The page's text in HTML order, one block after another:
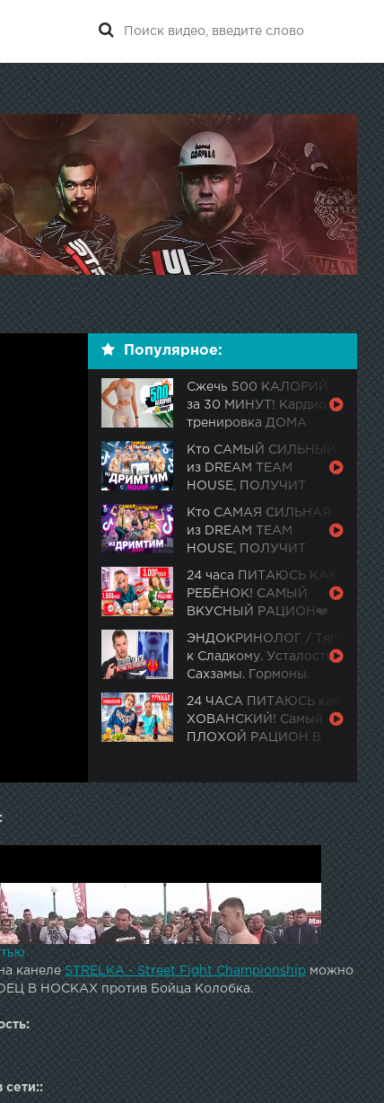
Популярное:
Сжечь 500 КАЛОРИЙ
за 30 МИНУТ! Кардио
тренировка ДОМА
Кто САМЫЙ СИЛЬНЫЙ
из DREAM TEAM
HOUSE, ПОЛУЧИТ
Кто САМАЯ СИЛЬНАЯ
из DREAM TEAM
HOUSE, ПОЛУЧИТ
24 часа ПИТАЮСЬ КАК
РЕБЁНОК! САМЫЙ
ВКУСНЫЙ РАЦИОН❤️
ЭНДОКРИНОЛОГ / Тяга
к Сладкому. Усталость.
Сахзамы. Гормоны.
24 ЧАСА ПИТАЮСЬ как
ХОВАНСКИЙ! Самый
ПЛОХОЙ РАЦИОН В
канелеSTRELKA - Street Fight Championshipможно
В НОСКАХ против Бойца Колобка.
сети::